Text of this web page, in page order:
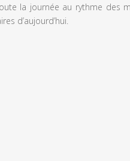
la journée au rythme des
d’aujourd’hui.